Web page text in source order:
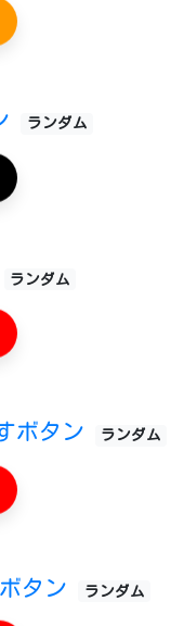
ランダム
ランダム
ボタン ランダム
タン ランダム